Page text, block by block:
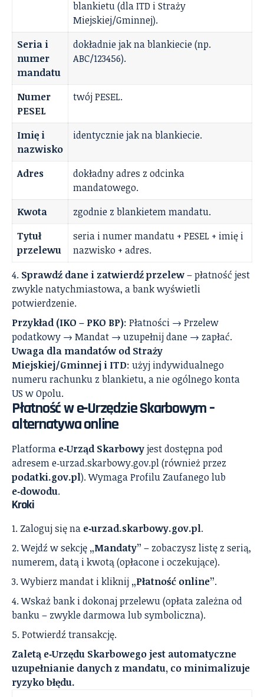
blankietu (dla ITD i Straży
Miejskiej/Gminnej).
Seria i
numer
mandatu
dokładnie jak na blankiecie (np.
ABC/123456).
Numer
PESEL
twój PESEL.
Imię i
nazwisko
identycznie jak na blankiecie.
Adres
dokładny adres z odcinka
mandatowego.
Kwota
zgodnie z blankietem mandatu.
Tytuł
przelewu
seria i numer mandatu + PESEL + imię i
nazwisko + adres.
Sprawdź dane i zatwierdź przelew– płatność jest
zwykle natychmiastowa, a bank wyświetli
potwierdzenie.
Przykład (IKO – PKO BP): Płatności → Przelew
podatkowy → Mandat → uzupełnij dane → zapłać.
Uwaga dla mandatów od Straży
Miejskiej/Gminnej i ITD: użyj indywidualnego
numeru rachunku z blankietu, a nie ogólnego konta
US w Opolu.
Płatność w e‑Urzędzie Skarbowym –
alternatywa online
Platforma e‑Urząd Skarbowyjest dostępna pod
adresem e‑urzad.skarbowy.gov.pl (również przez
podatki.gov.pl). Wymaga Profilu Zaufanego lub
e‑dowodu.
Kroki
Zaloguj się na e‑urzad.skarbowy.gov.pl.
Wejdź w sekcję „Mandaty” – zobaczysz listę z serią,
numerem, datą i kwotą (opłacone i oczekujące).
Wybierz mandat i kliknij „Płatność online”.
Wskaż bank i dokonaj przelewu (opłata zależna od
banku – zwykle darmowa lub symboliczna).
Potwierdź transakcję.
Zaletą e‑Urzędu Skarbowego jest automatyczne
uzupełnianie danych z mandatu, co minimalizuje
ryzyko błędu.